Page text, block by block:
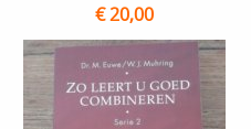
€ 20,00